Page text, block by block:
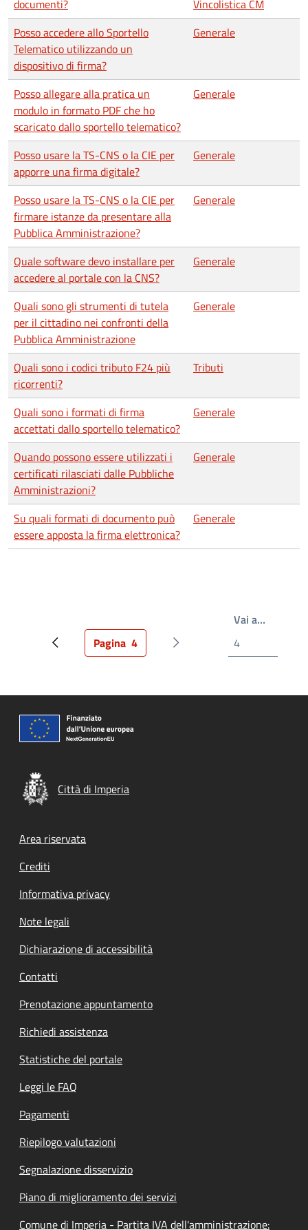
documenti?
Vincolistica CM
Posso accedere allo Sportello
Telematico utilizzando un
dispositivo di firma?
Generale
Posso allegare alla pratica un
modulo in formato PDF che ho
scaricato dallo sportello telematico?
Generale
Posso usare la TS-CNS o la CIE per
apporre una firma digitale?
Generale
Posso usare la TS-CNS o la CIE per
firmare istanze da presentare alla
Pubblica Amministrazione?
Generale
Quale software devo installare per
accedere al portale con la CNS?
Generale
Quali sono gli strumenti di tutela
per il cittadino nei confronti della
Pubblica Amministrazione
Generale
Quali sono i codici tributo F24 più
ricorrenti?
Tributi
Quali sono i formati di firma
accettati dallo sportello telematico?
Generale
Quando possono essere utilizzati i
certificati rilasciati dalle Pubbliche
Amministrazioni?
Generale
Su quali formati di documento può
essere apposta la firma elettronica?
Generale
Pagina precedentePagina attuale
Pagina 4 Prossima pagina
Vai a…
Città di Imperia
Footer menu
Area riservata
Crediti
Informativa privacy
Note legali
Dichiarazione di accessibilità
Contatti
Prenotazione appuntamento
Richiedi assistenza
Statistiche del portale
Leggi le FAQ
Pagamenti
Riepilogo valutazioni
Segnalazione disservizio
Piano di miglioramento dei servizi
Comune di Imperia - Partita IVA dell'amministrazione: